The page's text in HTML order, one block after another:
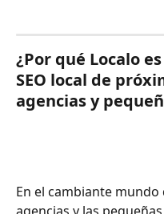
¿Por qué Localo
SEO local de
agencias y
En el cambiante mundo